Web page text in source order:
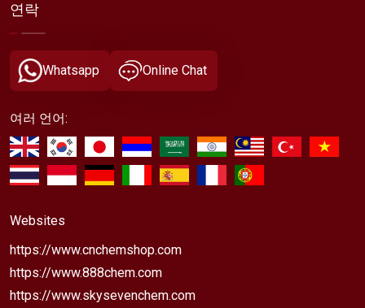
연락
Whatsapp Online Chat
여러 언어:
Websites
https://www.cnchemshop.com
https://www.888chem.com
https://www.skysevenchem.com